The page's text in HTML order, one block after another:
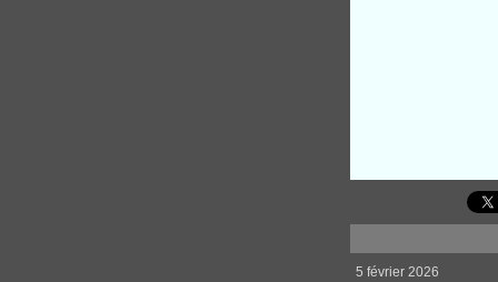
5 février 2026